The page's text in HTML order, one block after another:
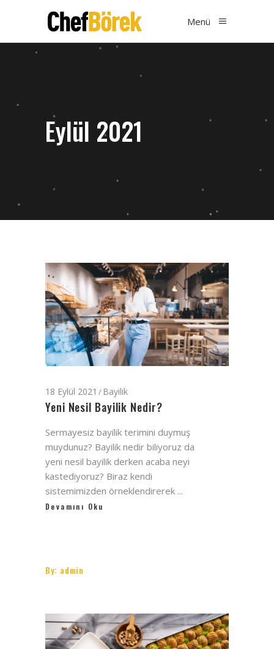
Menü
Eylül 2021
18 Eylül 2021 Bayilik
Yeni Nesil Bayilik Nedir?
Sermayesiz bayilik terimini duymuş
muydunuz? Bayilik nedir biliyoruz da
yeni nesil bayilik derken acaba neyi
kastediyoruz? Biraz kendi
sistemimizden örneklendirerek
Devamını Oku
By: admin